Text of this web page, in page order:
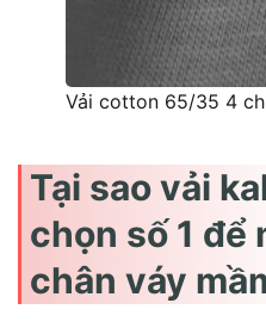
Vải cotton 65/35 4
Tại sao vải
chọn số 1 để
chân váy